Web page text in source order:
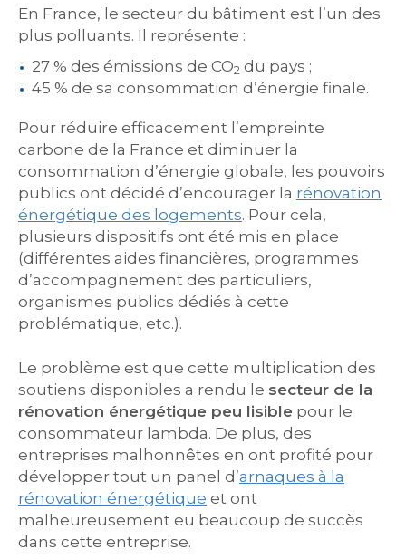
En France, le secteur du bâtiment est l’un des
plus polluants. Il représente :
27 % des émissions de CO2 du pays ;
45 % de sa consommation d’énergie finale.
Pour réduire efficacement l’empreinte
carbone de la France et diminuer la
consommation d’énergie globale, les pouvoirs
publics ont décidé d’encourager la rénovation
énergétique des logements. Pour cela,
plusieurs dispositifs ont été mis en place
(différentes aides financières, programmes
d’accompagnement des particuliers,
organismes publics dédiés à cette
problématique, etc.).
Le problème est que cette multiplication des
soutiens disponibles a rendu le secteur de la
rénovation énergétique peu lisible pour le
consommateur lambda. De plus, des
entreprises malhonnêtes en ont profité pour
développer tout un panel d’arnaques à la
rénovation énergétique et ont
malheureusement eu beaucoup de succès
dans cette entreprise.